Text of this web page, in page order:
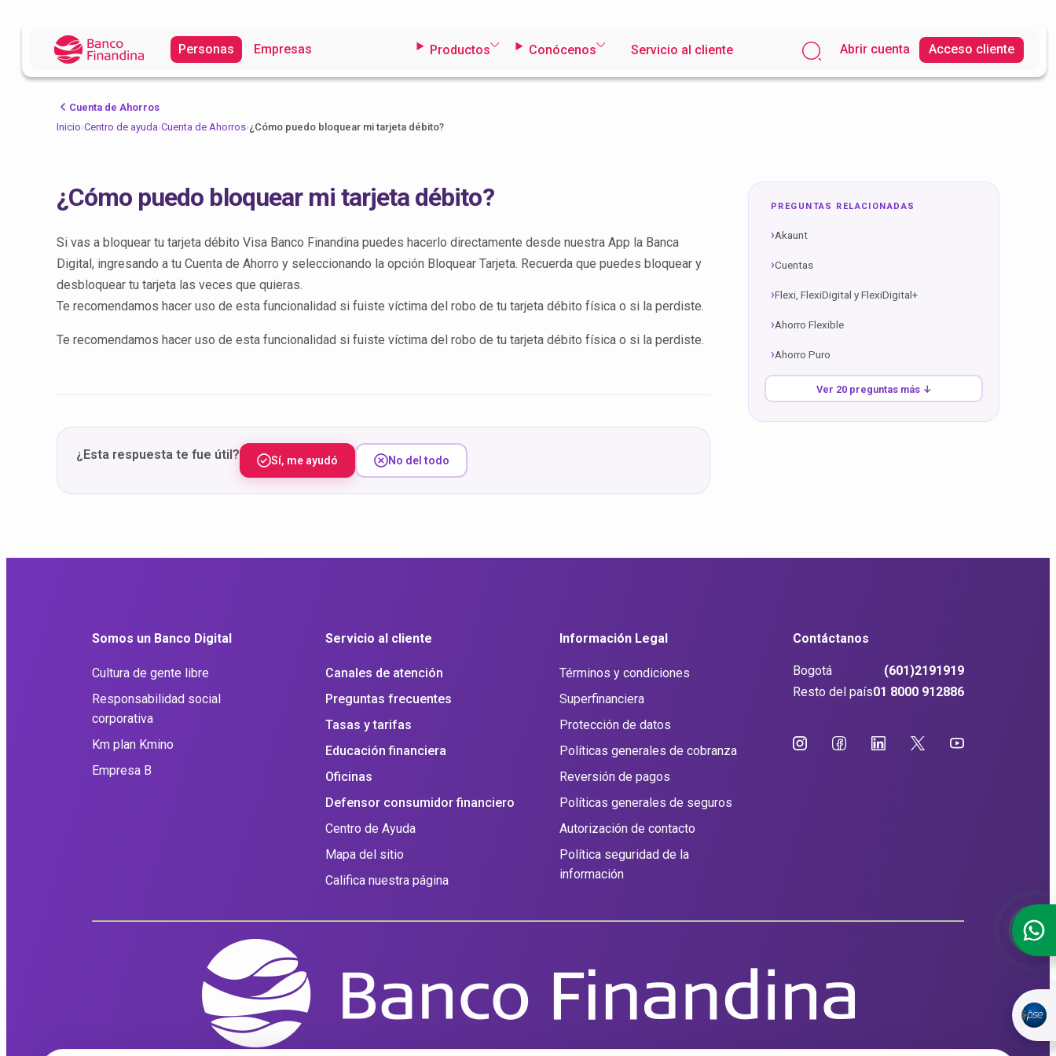
Personas Empresas Productos Conócenos Servicio al cliente Abrir cuenta Acceso cliente
Cuenta de Ahorros
Inicio›Centro de ayuda›Cuenta de Ahorros›¿Cómo puedo bloquear mi tarjeta débito?
¿Cómo puedo bloquear mi tarjeta débito?
Si vas a bloquear tu tarjeta débito Visa Banco Finandina puedes hacerlo directamente desde nuestra App la Banca
Digital, ingresando a tu Cuenta de Ahorro y seleccionando la opción Bloquear Tarjeta. Recuerda que puedes bloquear y
desbloquear tu tarjeta las veces que quieras.
Te recomendamos hacer uso de esta funcionalidad si fuiste víctima del robo de tu tarjeta débito física o si la perdiste.
Te recomendamos hacer uso de esta funcionalidad si fuiste víctima del robo de tu tarjeta débito física o si la perdiste.
¿Esta respuesta te fue útil? Sí, me ayudó No del todo
PREGUNTAS RELACIONADAS
Akaunt
Cuentas
Flexi, FlexiDigital y FlexiDigital+
Ahorro Flexible
Ahorro Puro
Ver 20 preguntas más ↓
Somos un Banco Digital
Cultura de gente libre
Responsabilidad social
corporativa
Km plan Kmino
Empresa B
Servicio al cliente
Canales de atención
Preguntas frecuentes
Tasas y tarifas
Educación financiera
Oficinas
Defensor consumidor financiero
Centro de Ayuda
Mapa del sitio
Califica nuestra página
Información Legal
Términos y condiciones
Superfinanciera
Protección de datos
Políticas generales de cobranza
Reversión de pagos
Políticas generales de seguros
Autorización de contacto
Política seguridad de la
información
Contáctanos
Bogotá
(601)2191919
Resto del país01 8000 912886